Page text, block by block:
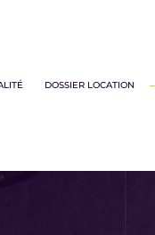
DOSSIER LOCATION